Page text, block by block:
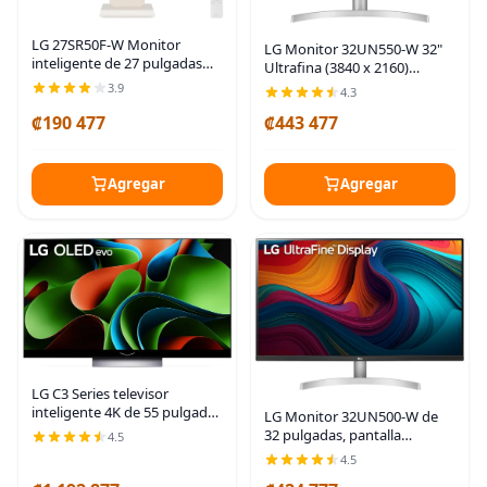
LG 27SR50F-W Monitor
inteligente de 27 pulgadas
FHD (1920 x 1080), pantalla
altavoces incorporados,
3.9
₡190 477
Agregar
LG Monitor 32UN550-W 32"
Ultrafina (3840 x 2160)
Pantalla, gama de colores
DCI-P3 90%, HDR 10, AMD
FreeSync, diseño sin bordes,
4.3
₡443 477
Agregar
LG C3 Series televisor
inteligente 4K de 55 pulgadas
OLED evo con procesador
Smart de pantalla plana para
4.5
LG Monitor 32UN500-W de
32 pulgadas, pantalla
ultrafina (3840 x 2160), AMD
FreeSync, DCI-P3 gama de
4.5